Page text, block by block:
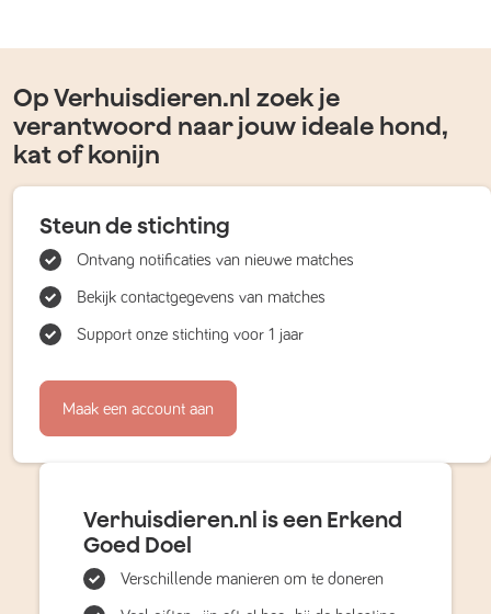
Op Verhuisdieren.nl zoek je
verantwoord naar jouw ideale hond,
kat of konijn
Steun de stichting
Ontvang notificaties van nieuwe matches
Bekijk contactgegevens van matches
Support onze stichting voor 1 jaar
Maak een account aan
Verhuisdieren.nl is een Erkend
Goed Doel
Verschillende manieren om te doneren